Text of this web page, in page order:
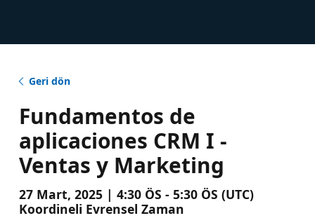
Geri dön
Fundamentos de
aplicaciones CRM I -
Ventas y Marketing
27 Mart, 2025 | 4:30 ÖS - 5:30 ÖS (UTC)
Koordineli Evrensel Zaman